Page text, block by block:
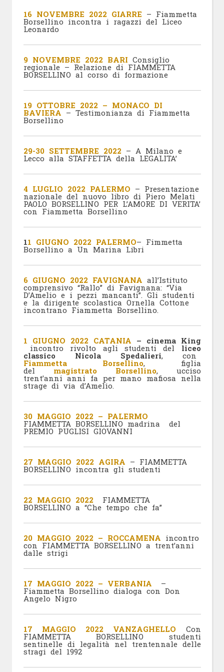
16 NOVEMBRE 2022 GIARRE – Fiammetta
Borsellino incontra i ragazzi del Liceo
Leonardo
9 NOVEMBRE 2022 BARI Consiglio
regionale – Relazione di FIAMMETTA
BORSELLINO al corso di formazione
19 OTTOBRE 2022 – MONACO DI
BAVIERA – Testimonianza di Fiammetta
Borsellino
29-30 SETTEMBRE 2022 – A Milano e
Lecco alla STAFFETTA della LEGALITA’
4 LUGLIO 2022 PALERMO – Presentazione
nazionale del nuovo libro di Piero Melati
PAOLO BORSELLINO PER L’AMORE DI VERITA’
con Fiammetta Borsellino
11 GIUGNO 2022 PALERMO– Fimmetta
Borsellino a Un Marina Libri
6 GIUGNO 2022 FAVIGNANA all’Istituto
comprensivo “Rallo” di Favignana: “Via
D’Amelio e i pezzi mancanti”. Gli studenti
e la dirigente scolastica Ornella Cottone
incontrano Fiammetta Borsellino.
1 GIUGNO 2022 CATANIA – cinema King
incontro rivolto agli studenti del liceo
classico Nicola Spedalieri, con
Fiammetta Borsellino, figlia
del magistrato Borsellino, ucciso
trent’anni anni fa per mano mafiosa nella
strage di via d’Amelio.
30 MAGGIO 2022 – PALERMO
FIAMMETTA BORSELLINO madrina del
PREMIO PUGLISI GIOVANNI
27 MAGGIO 2022 AGIRA – FIAMMETTA
BORSELLINO incontra gli studenti
22 MAGGIO 2022 FIAMMETTA
BORSELLINO a “Che tempo che fa”
20 MAGGIO 2022 – ROCCAMENA incontro
con FIAMMETTA BORSELLINO a trent’anni
dalle strigi
17 MAGGIO 2022 – VERBANIA –
Fiammetta Borsellino dialoga con Don
Angelo Nigro
17 MAGGIO 2022 VANZAGHELLO Con
FIAMMETTA BORSELLINO studenti
sentinelle di legalità nel trentennale delle
stragi del 1992